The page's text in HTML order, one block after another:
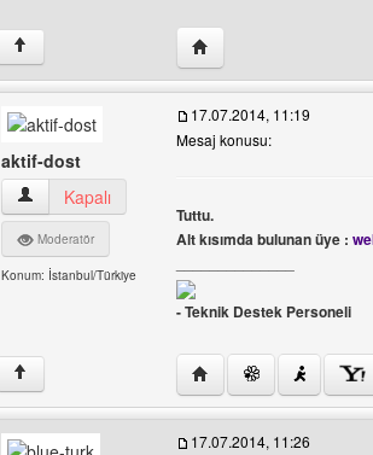
↑ Yazarın web sitesini
aktif-dost
aktif-dost Kullanıcının profilini görüntüle
Kapalı
Moderatör
Konum: İstanbul/Türkiye
17.07.2014, 11:19
Mesaj konusu:
Tuttu.
Alt kısımda bulunan üye :
- Teknik Destek Personeli
↑ Yazarın web sitesini
17.07.2014, 11:26